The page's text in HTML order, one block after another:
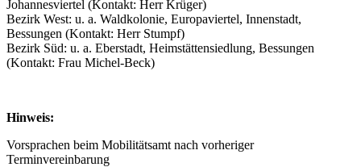
Johannesviertel (Kontakt: Herr Krüger)
Bezirk West: u. a. Waldkolonie, Europaviertel, Innenstadt,
Bessungen (Kontakt: Herr Stumpf)
Bezirk Süd: u. a. Eberstadt, Heimstättensiedlung, Bessungen
(Kontakt: Frau Michel-Beck)
Hinweis:
Vorsprachen beim Mobilitätsamt nach vorheriger
Terminvereinbarung